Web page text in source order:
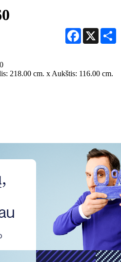
Facebook
X
218.00 cm. x Aukštis: 116.00 cm.